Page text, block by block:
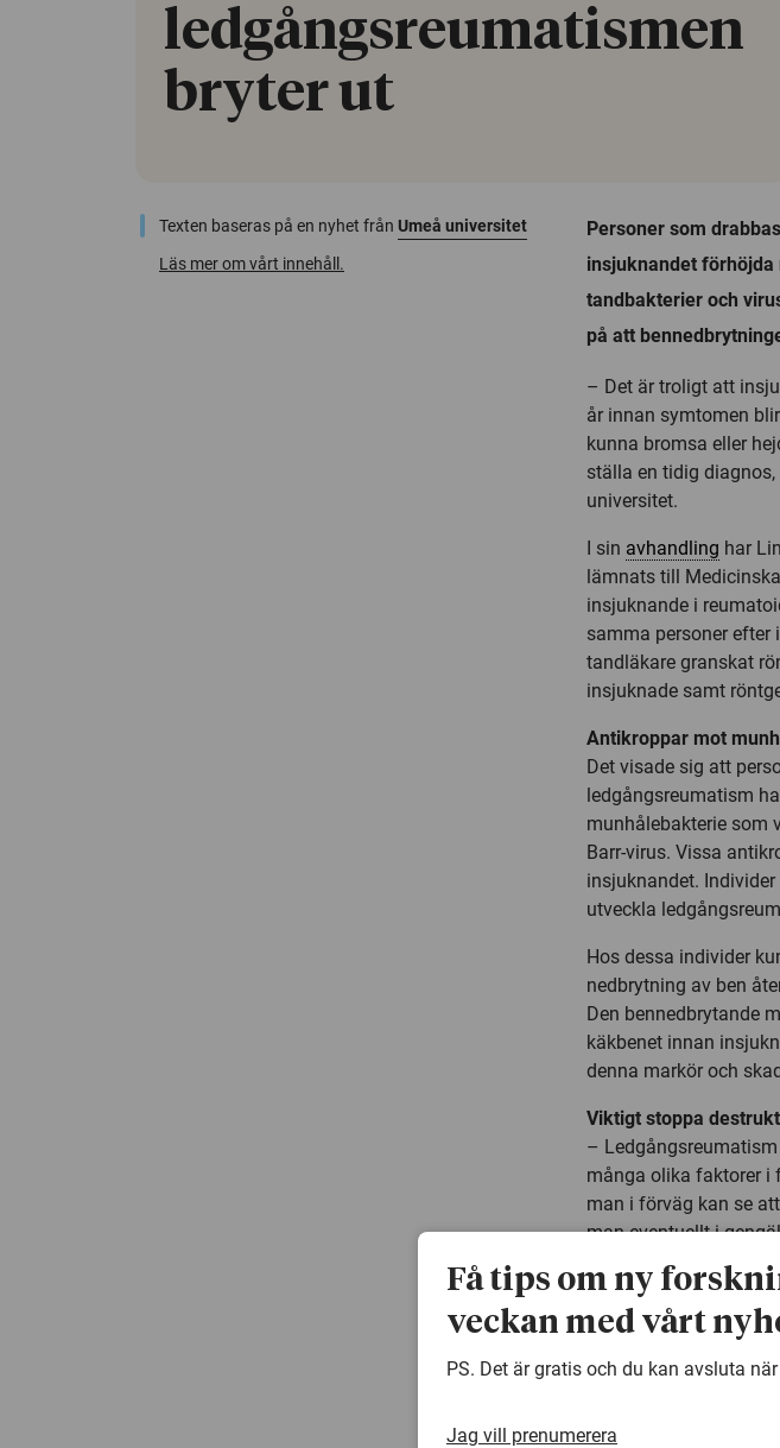
ledgångsreumatismen
bryter ut
Texten baseras på en nyhet från Umeå universitet
Läs mer om vårt innehåll.
Personer som
insjuknandet
tandbakterier och
på att
– Det är troligt att
år innan symtomen
kunna bromsa eller
ställa en tidig
universitet.
I sin avhandling har
lämnats till
insjuknande i
samma personer efter
tandläkare granskat
insjuknade samt
Antikroppar mot
Det visade sig att
ledgångsreumatism
munhålebakterie som
Barr-virus. Vissa
insjuknandet.
utveckla
Hos dessa individer
nedbrytning av ben
Den bennedbrytande
käkbenet innan
denna markör och
Viktigt stoppa
–
många olika faktorer i
man i förväg kan se
man eventuellt i
sjukdomen, säger
Reumatoid artrit,
autoimmun sjukdom
Idag finns ingen bot
insättande av
Få tips om ny
veckan med vårt
PS. Det är gratis och du kan avsluta
Jag vill prenumerera